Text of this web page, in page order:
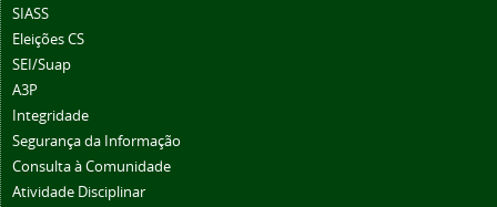
SIASS
Eleições CS
SEI/Suap
A3P
Integridade
Segurança da Informação
Consulta à Comunidade
Atividade Disciplinar